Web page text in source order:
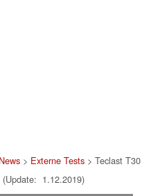
> Externe Tests > Teclast T30
1.12.2019)